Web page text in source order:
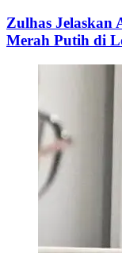
Zulhas Jelaskan
Merah Putih di